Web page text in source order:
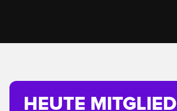
HEUTE MITGLIED